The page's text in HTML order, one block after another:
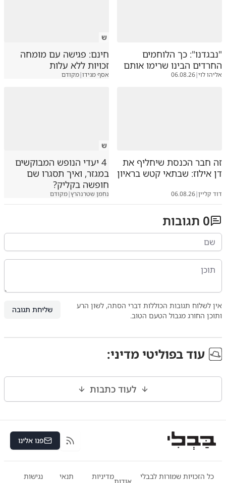
"נבגדנו": כך הלוחמים
החרדים הבינו שרימו אותם
אליהו לוי|
06.08.26
ש
חינם: פגישה עם מומחה
זכויות ללא עלות
אסף מגידו|מקודם
זה חבר הכנסת שיחליף את
דן אילוז: שבתאי קטש בראיון
דוד קליין|
06.08.26
ש
4 יעדי הנופש המבוקשים
במגזר, ואיך תסגרו שם
חופשה בקליק?
נחמן שטרנהרץ|מקודם
0 תגובות
אין לשלוח תגובות הכוללות דברי הסתה, לשון הרע
ותוכן החורג מגבול הטעם הטוב.
שליחת תגובה
עוד בפוליטי מדיני:
לעוד כתבות
RSS פנו אלינו
כל הזכויות שמורות לבבלי
מדיניות
תנאי
נגישות